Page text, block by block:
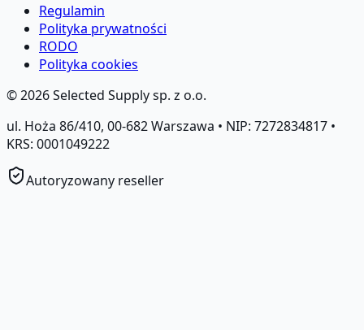
Regulamin
Polityka prywatności
RODO
Polityka cookies
©2026Selected Supply sp. z o.o.
ul. Hoża 86/410, 00-682 Warszawa • NIP: 7272834817 •
KRS: 0001049222
Autoryzowany reseller